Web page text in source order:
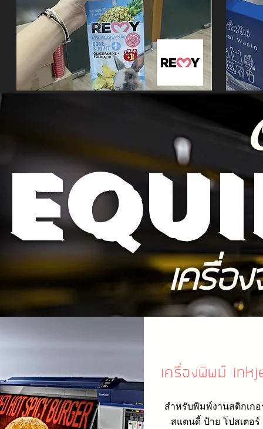
เครื่อ
เครื่องพิพม์
สำหรับพิมพ์งานสติกเกอ
สแตนดี้ ป้าย โปสเตอร์